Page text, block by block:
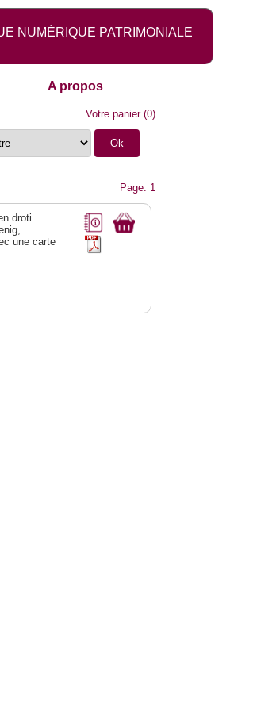
NUMÉRIQUE PATRIMONIALE
A propos
Votre panier(0)
Page: 1
droti.
une carte